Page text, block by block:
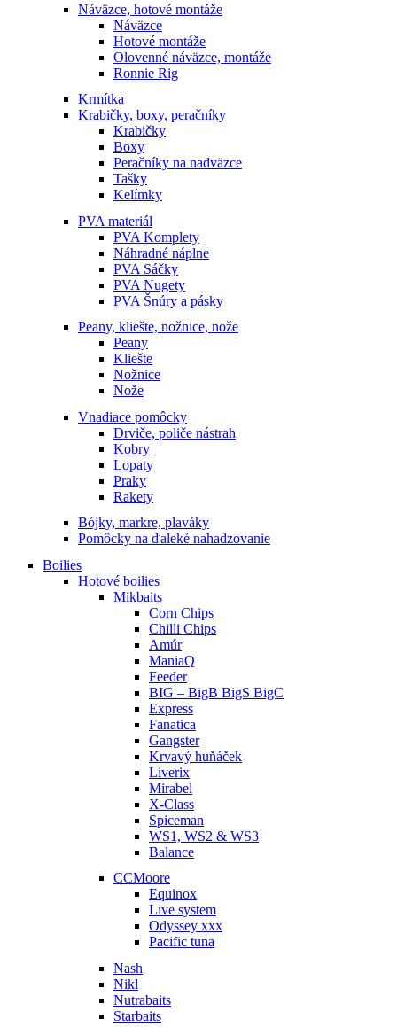
Náväzce, hotové montáže
Náväzce
Hotové montáže
Olovenné náväzce, montáže
Ronnie Rig
Krmítka
Krabičky, boxy, peračníky
Krabičky
Boxy
Peračníky na nadväzce
Tašky
Kelímky
PVA materiál
PVA Komplety
Náhradné náplne
PVA Sáčky
PVA Nugety
PVA Šnúry a pásky
Peany, kliešte, nožnice, nože
Peany
Kliešte
Nožnice
Nože
Vnadiace pomôcky
Drviče, poliče nástrah
Kobry
Lopaty
Praky
Rakety
Bójky, markre, plaváky
Pomôcky na ďaleké nahadzovanie
Boilies
Hotové boilies
Mikbaits
Corn Chips
Chilli Chips
Amúr
ManiaQ
Feeder
BIG – BigB BigS BigC
Express
Fanatica
Gangster
Krvavý huňáček
Liverix
Mirabel
X-Class
Spiceman
WS1, WS2 & WS3
Balance
CCMoore
Equinox
Live system
Odyssey xxx
Pacific tuna
Nash
Nikl
Nutrabaits
Starbaits